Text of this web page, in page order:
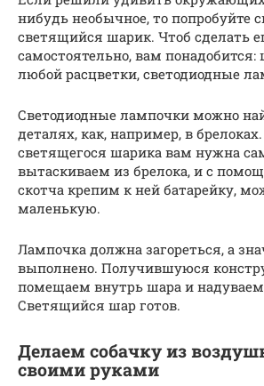
нибудь необычное, то попробуйте
светящийся шарик. Чтоб сделать
самостоятельно, вам
любой расцветки, светодиодные
Светодиодные лампочки можно
деталях, как, например, в
светящегося шарика вам нужна
вытаскиваем из брелока, и с
скотча крепим к ней батарейку,
маленькую.
Лампочка должна загореться, а
выполнено. Получившуюся
помещаем внутрь шара и надуваем
Светящийся шар готов.
Делаем собачку из
своими руками